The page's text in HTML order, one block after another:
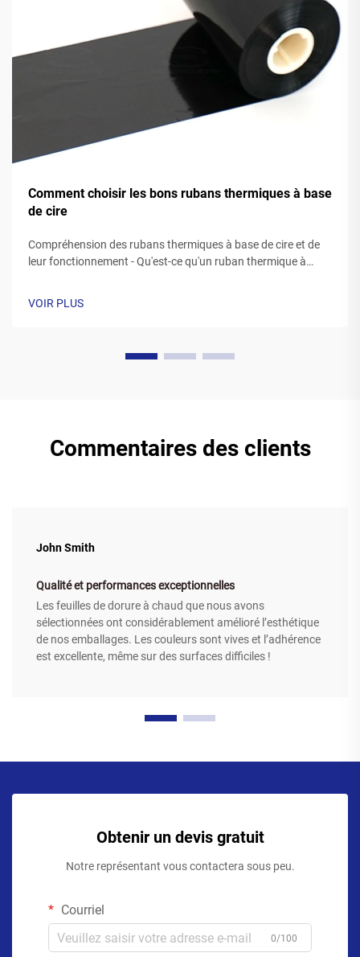
Comment choisir les bons rubans thermiques à base
de cire
Compréhension des rubans thermiques à base de cire et de
leur fonctionnement - Qu'est-ce qu'un ruban thermique à
VOIR PLUS
Commentaires des clients
John Smith
Qualité et performances exceptionnelles
Les feuilles de dorure à chaud que nous avons
sélectionnées ont considérablement amélioré l’esthétique
de nos emballages. Les couleurs sont vives et l’adhérence
est excellente, même sur des surfaces difficiles !
Obtenir un devis gratuit
Notre représentant vous contactera sous peu.
Courriel
0/100